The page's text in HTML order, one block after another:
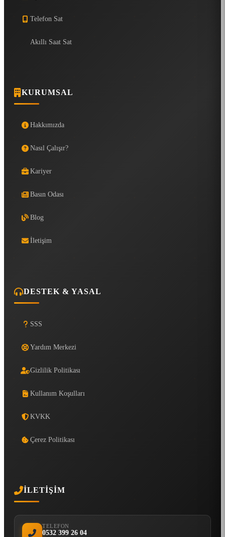
Telefon Sat
Akıllı Saat Sat
KURUMSAL
Hakkımızda
Nasıl Çalışır?
Kariyer
Basın Odası
Blog
İletişim
DESTEK & YASAL
SSS
Yardım Merkezi
Gizlilik Politikası
Kullanım Koşulları
KVKK
Çerez Politikası
İLETIŞIM
TELEFON
0532 399 26 04